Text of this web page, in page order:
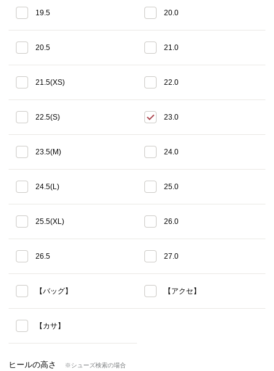
19.5 20.0
20.5 21.0
21.5(XS) 22.0
22.5(S) 23.0
23.5(M) 24.0
24.5(L) 25.0
25.5(XL) 26.0
26.5 27.0
【バッグ】 【アクセ】
【カサ】
ヒールの高さ ※シューズ検索の場合